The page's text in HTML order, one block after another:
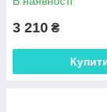
3 210 ₴